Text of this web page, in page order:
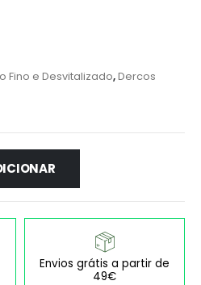
Fino e Desvitalizado,Dercos
Envios grátis a partir de
49€